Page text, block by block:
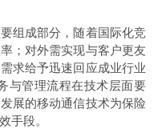
组成部分，随着国际化竞
；对外需实现与客户更友
求给予迅速回应成业行业
与管理流程在技术层面要
展的移动通信技术为保险
手段。